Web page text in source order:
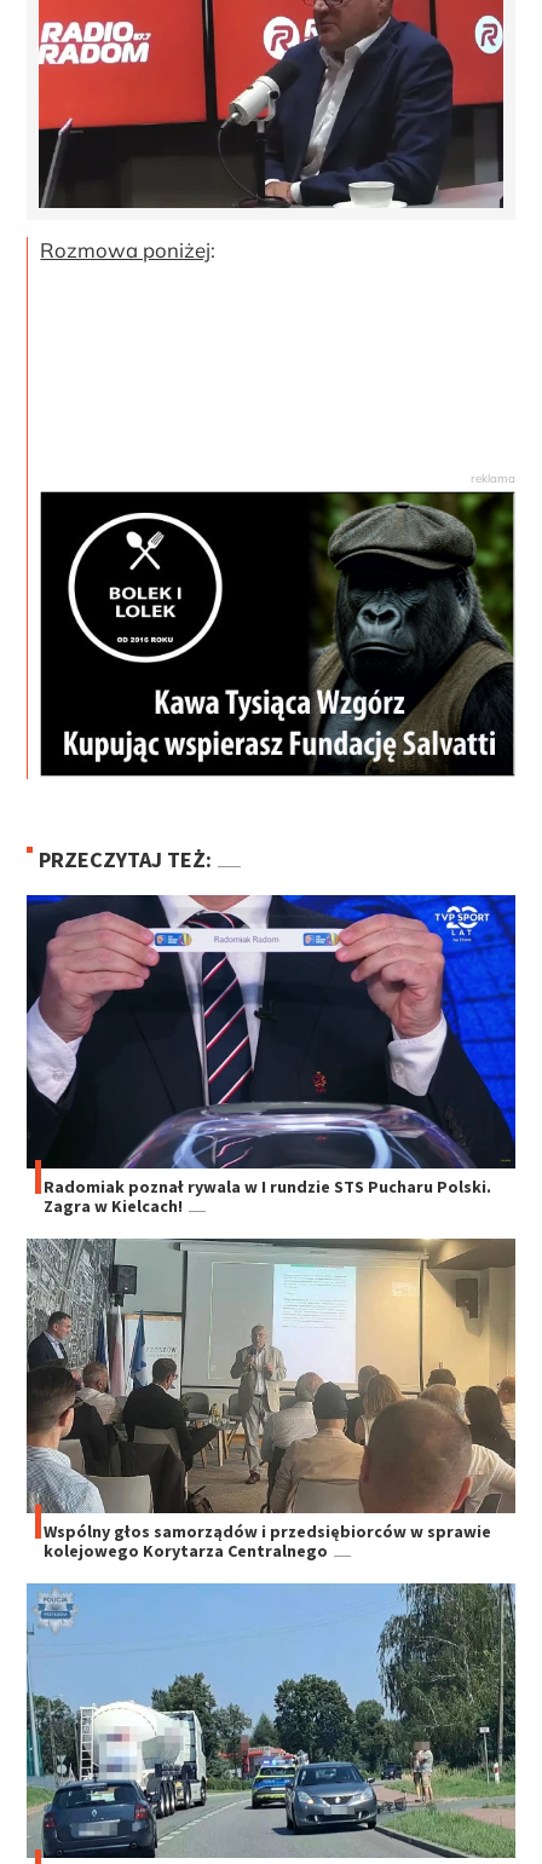
Rozmowa poniżej:
PRZECZYTAJ TEŻ:
Radomiak poznał rywala w I rundzie STS Pucharu Polski.
Zagra w Kielcach!
Wspólny głos samorządów i przedsiębiorców w sprawie
kolejowego Korytarza Centralnego